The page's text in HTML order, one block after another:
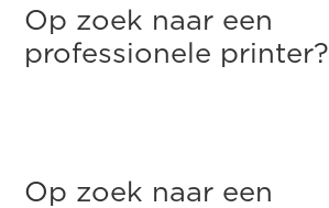
Op zoek naar een
professionele printer?
Op zoek naar een